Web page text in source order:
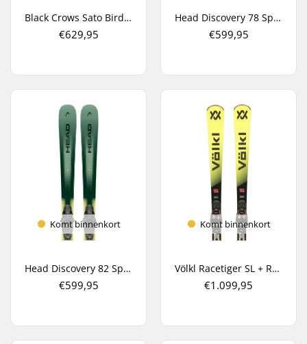
Black Crows Sato Birdie All Mountain Ski's
€629,95
Head Discovery 78 Sport + PR 11 GW All Mountain Ski's
€599,95
Komt binnenkort
Head Discovery 82 Sport AM + PR 11 GW All Mountain Ski's
€599,95
Komt binnenkort
Völkl Racetiger SL + Rmotion-T 12 Carve Ski's
€1.099,95